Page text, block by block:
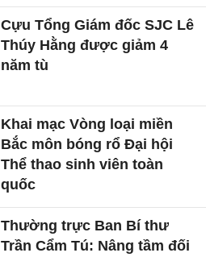
Cựu Tổng Giám đốc SJC Lê
Thúy Hằng được giảm 4
năm tù
Khai mạc Vòng loại miền
Bắc môn bóng rổ Đại hội
Thể thao sinh viên toàn
quốc
Thường trực Ban Bí thư
Trần Cẩm Tú: Nâng tầm đối